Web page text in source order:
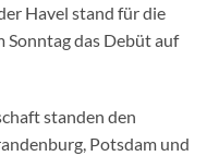
Havel stand für die
Sonntag das Debüt auf
standen den
Potsdam und